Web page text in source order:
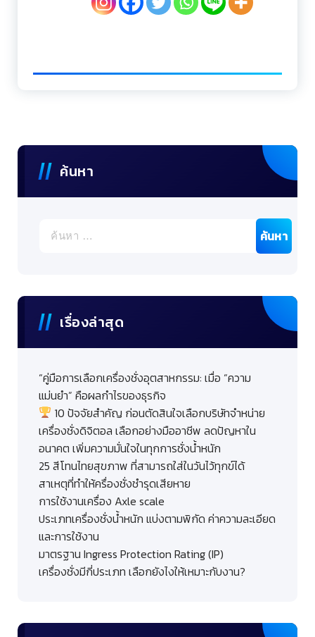
ค้นหา
สำหรับ:
เรื่องล่าสุด
“คู่มือการเลือกเครื่องชั่งอุตสาหกรรม: เมื่อ “ความ
แม่นยำ” คือผลกำไรของธุรกิจ
10 ปัจจัยสำคัญ ก่อนตัดสินใจเลือกบริษัทจำหน่าย
เครื่องชั่งดิจิตอล เลือกอย่างมืออาชีพ ลดปัญหาใน
อนาคต เพิ่มความมั่นใจในทุกการชั่งน้ำหนัก
25 สีโทนไทยสุขภาพ ที่สามารถใส่ในวันไว้ทุกข์ได้
สาเหตุที่ทำให้ครื่องชั่งชำรุดเสียหาย
การใช้งานเครื่อง Axle scale
ประเภทเครื่องชั่งน้ำหนัก แบ่งตามพิกัด ค่าความละเอียด
และการใช้งาน
มาตรฐาน Ingress Protection Rating (IP)
เครื่องชั่งมีกี่ประเภท เลือกยังไงให้เหมาะกับงาน?